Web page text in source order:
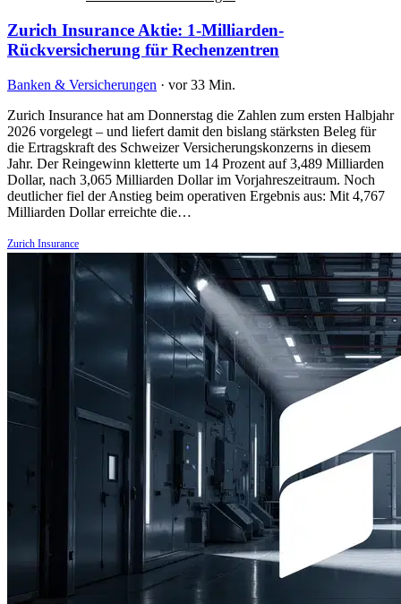
Zurich Insurance Aktie: 1-Milliarden-
Rückversicherung für Rechenzentren
Banken & Versicherungen · vor 33 Min.
Zurich Insurance hat am Donnerstag die Zahlen zum ersten Halbjahr
2026 vorgelegt – und liefert damit den bislang stärksten Beleg für
die Ertragskraft des Schweizer Versicherungskonzerns in diesem
Jahr. Der Reingewinn kletterte um 14 Prozent auf 3,489 Milliarden
Dollar, nach 3,065 Milliarden Dollar im Vorjahreszeitraum. Noch
deutlicher fiel der Anstieg beim operativen Ergebnis aus: Mit 4,767
Milliarden Dollar erreichte die…
Zurich Insurance